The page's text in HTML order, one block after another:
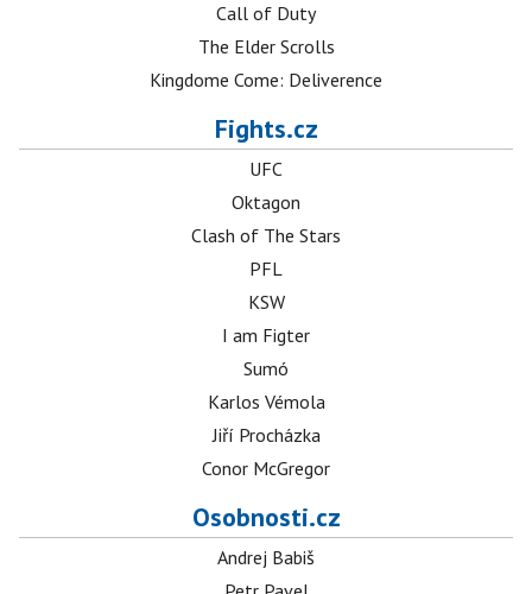
Call of Duty
The Elder Scrolls
Kingdome Come: Deliverence
Fights.cz
UFC
Oktagon
Clash of The Stars
PFL
KSW
I am Figter
Sumó
Karlos Vémola
Jiří Procházka
Conor McGregor
Osobnosti.cz
Andrej Babiš